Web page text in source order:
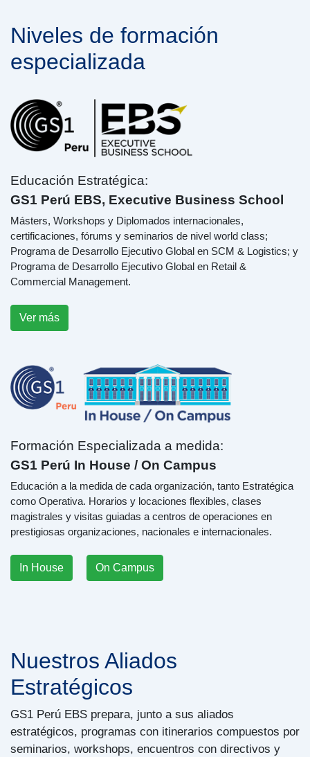
Niveles de formación
especializada
Educación Estratégica:
GS1 Perú ​EBS, Executive Business School
Másters, Workshops y Diplomados internacionales,
certificaciones, fórums y seminarios de nivel world class;
Programa de Desarrollo Ejecutivo Global en SCM & Logistics; y
Programa de Desarrollo Ejecutivo Global en Retail &
Commercial Management.
Ver más
Formación Especializada a medida:
GS1 Perú In House / On Campus
Educación a la medida de cada organización, tanto Estratégica
como Operativa. Horarios y locaciones flexibles, clases
magistrales y visitas guiadas a centros de operaciones en
prestigiosas organizaciones, nacionales e internacionales.
In House On Campus
Nuestros Aliados
Estratégicos
GS1 Perú EBS prepara, junto a sus aliados
estratégicos, programas con itinerarios compuestos por
seminarios, workshops, encuentros con directivos y